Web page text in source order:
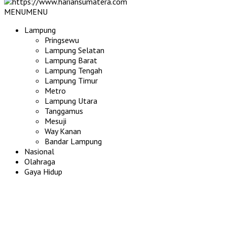
MENUMENU
Lampung
Pringsewu
Lampung Selatan
Lampung Barat
Lampung Tengah
Lampung Timur
Metro
Lampung Utara
Tanggamus
Mesuji
Way Kanan
Bandar Lampung
Nasional
Olahraga
Gaya Hidup